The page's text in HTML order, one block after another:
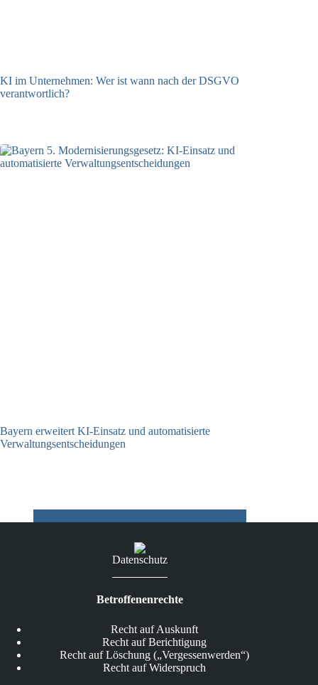
KI im Unternehmen: Wer ist wann nach der DSGVO
verantwortlich?
Bayern erweitert KI-Einsatz und automatisierte
Verwaltungsentscheidungen
Datenschutz
Betroffenenrechte
Recht auf Auskunft
Recht auf Berichtigung
Recht auf Löschung („Vergessenwerden“)
Recht auf Widerspruch